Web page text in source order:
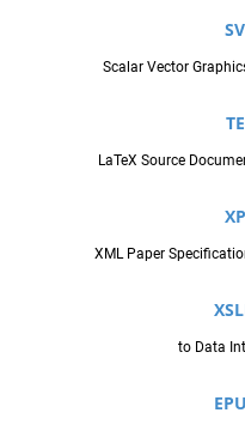
Scalar Vector
LaTeX Source
XML Paper
to Data